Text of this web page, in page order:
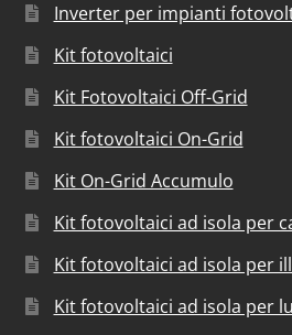
Inverter per impianti
Kit fotovoltaici
Kit Fotovoltaici Off-Grid
Kit fotovoltaici On-Grid
Kit On-Grid Accumulo
Kit fotovoltaici ad isola per
Kit fotovoltaici ad isola per
Kit fotovoltaici ad isola per